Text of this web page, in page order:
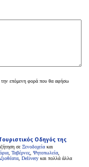
την επόμενη φορά που θα αφήσω
Οδηγός της
σε Ξενοδοχεία και
Ταβέρνες Ψητοπωλεία
Delivery και πολλά άλλα